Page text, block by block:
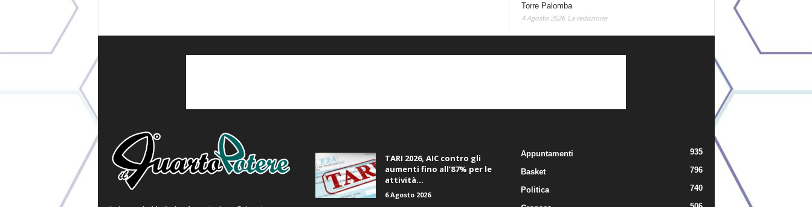
Torre Palomba
4 Agosto 2026 La redazione
TARI 2026, AIC contro gli
aumenti fino all’87% per le
attività...
6 Agosto 2026
Appuntamenti 935
Basket 796
Politica 740